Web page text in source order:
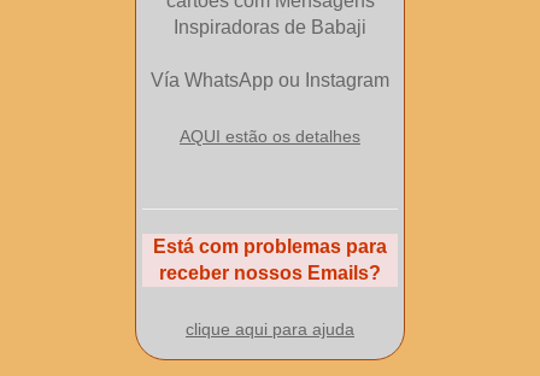
Inspiradoras de Babaji
Vía WhatsApp ou Instagram
AQUI estão os detalhes
Está com problemas para
receber nossos Emails?
clique aqui para ajuda